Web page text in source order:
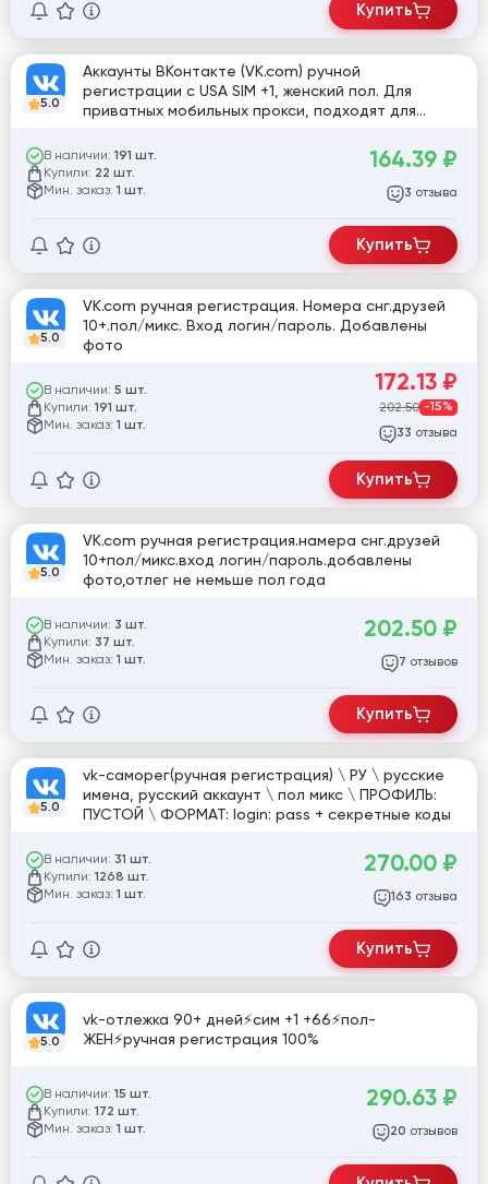
Купить
5.0
Аккаунты ВКонтакте (VK.com) ручной
регистрации с USA SIM +1, женский пол. Для
приватных мобильных прокси, подходят для
активность
В наличии: 191 шт.
Купили: 22 шт.
Мин. заказ: 1 шт.
164.39 ₽
3 отзыва
Купить
5.0
VK.com ручная регистрация. Номера снг.друзей
10+.пол/микс. Вход логин/пароль. Добавлены
фото
В наличии: 5 шт.
Купили: 191 шт.
Мин. заказ: 1 шт.
172.13 ₽
202.50 -15%
33 отзыва
Купить
5.0
VK.com ручная регистрация.намера снг.друзей
10+пол/микс.вход логин/пароль.добавлены
фото,отлег не немьше пол года
В наличии: 3 шт.
Купили: 37 шт.
Мин. заказ: 1 шт.
202.50 ₽
7 отзывов
Купить
5.0
vk-саморег(ручная регистрация) \ РУ \ русские
имена, русский аккаунт \ пол микс \ ПРОФИЛЬ:
ПУСТОЙ \ ФОРМАТ: login: pass + секретные коды
В наличии: 31 шт.
Купили: 1268 шт.
Мин. заказ: 1 шт.
270.00 ₽
163 отзыва
Купить
5.0
vk-отлежка 90+ дней⚡️сим +1 +66⚡️пол-
ЖЕН⚡️ручная регистрация 100%
В наличии: 15 шт.
Купили: 172 шт.
Мин. заказ: 1 шт.
290.63 ₽
20 отзывов